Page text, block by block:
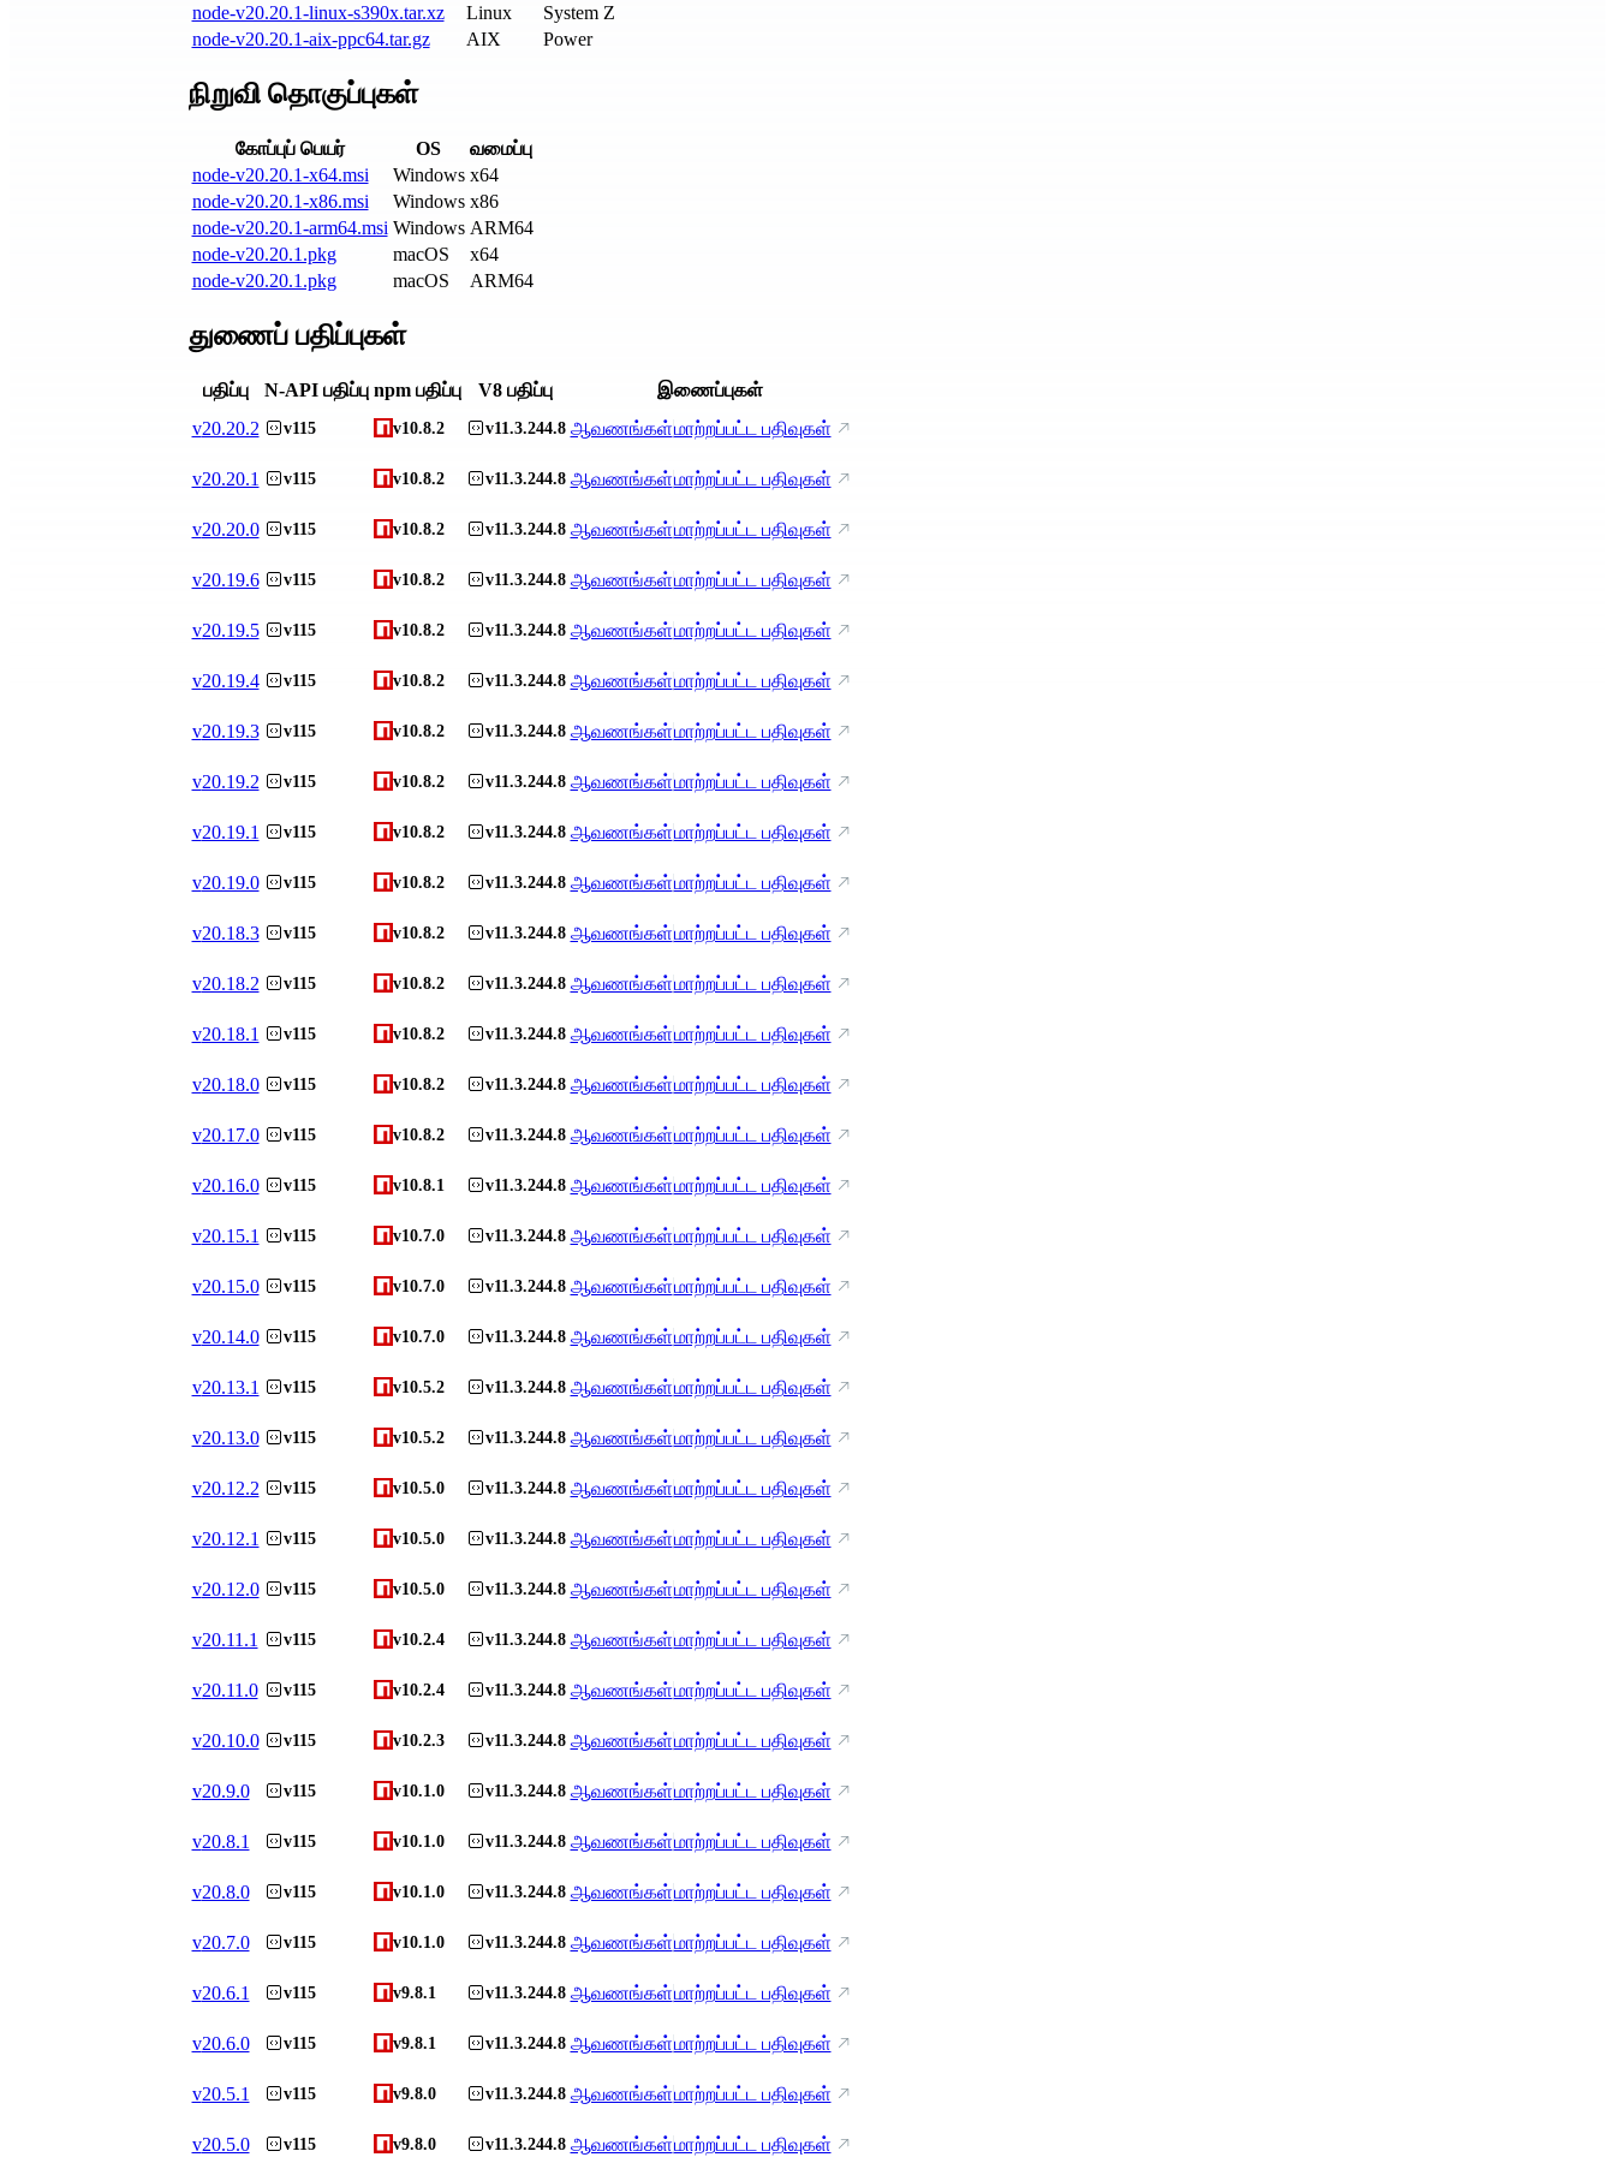
node-v20.20.1-linux-s390x.tar.xz
Linux
System Z
node-v20.20.1-aix-ppc64.tar.gz
AIX Power
நிறுவி தொகுப்புகள்
கோப்புப் பெயர் OS
வமைப்பு
node-v20.20.1-x64.msi
Windows x64
node-v20.20.1-x86.msi
Windows x86
node-v20.20.1-arm64.msi Windows ARM64
node-v20.20.1.pkg
macOS
x64
node-v20.20.1.pkg
macOS ARM64
துணைப் பதிப்புகள்
பதிப்பு N-API பதிப்பு npm பதிப்பு V8 பதிப்பு
இணைப்புகள்
v20.20.2 v115 v10.8.2 v11.3.244.8 ஆவணங்கள்மாற்றப்பட்ட பதிவுகள்
v20.20.1 v115 v10.8.2 v11.3.244.8 ஆவணங்கள்மாற்றப்பட்ட பதிவுகள்
v20.20.0 v115 v10.8.2 v11.3.244.8 ஆவணங்கள்மாற்றப்பட்ட பதிவுகள்
v20.19.6 v115 v10.8.2 v11.3.244.8 ஆவணங்கள்மாற்றப்பட்ட பதிவுகள்
v20.19.5 v115 v10.8.2 v11.3.244.8 ஆவணங்கள்மாற்றப்பட்ட பதிவுகள்
v20.19.4 v115 v10.8.2 v11.3.244.8 ஆவணங்கள்மாற்றப்பட்ட பதிவுகள்
v20.19.3 v115 v10.8.2 v11.3.244.8 ஆவணங்கள்மாற்றப்பட்ட பதிவுகள்
v20.19.2 v115 v10.8.2 v11.3.244.8 ஆவணங்கள்மாற்றப்பட்ட பதிவுகள்
v20.19.1 v115 v10.8.2 v11.3.244.8 ஆவணங்கள்மாற்றப்பட்ட பதிவுகள்
v20.19.0 v115 v10.8.2 v11.3.244.8 ஆவணங்கள்மாற்றப்பட்ட பதிவுகள்
v20.18.3 v115 v10.8.2 v11.3.244.8 ஆவணங்கள்மாற்றப்பட்ட பதிவுகள்
v20.18.2 v115 v10.8.2 v11.3.244.8 ஆவணங்கள்மாற்றப்பட்ட பதிவுகள்
v20.18.1 v115 v10.8.2 v11.3.244.8 ஆவணங்கள்மாற்றப்பட்ட பதிவுகள்
v20.18.0 v115 v10.8.2 v11.3.244.8 ஆவணங்கள்மாற்றப்பட்ட பதிவுகள்
v20.17.0 v115 v10.8.2 v11.3.244.8 ஆவணங்கள்மாற்றப்பட்ட பதிவுகள்
v20.16.0 v115 v10.8.1 v11.3.244.8 ஆவணங்கள்மாற்றப்பட்ட பதிவுகள்
v20.15.1 v115 v10.7.0 v11.3.244.8 ஆவணங்கள்மாற்றப்பட்ட பதிவுகள்
v20.15.0 v115 v10.7.0 v11.3.244.8 ஆவணங்கள்மாற்றப்பட்ட பதிவுகள்
v20.14.0 v115 v10.7.0 v11.3.244.8 ஆவணங்கள்மாற்றப்பட்ட பதிவுகள்
v20.13.1 v115 v10.5.2 v11.3.244.8 ஆவணங்கள்மாற்றப்பட்ட பதிவுகள்
v20.13.0 v115 v10.5.2 v11.3.244.8 ஆவணங்கள்மாற்றப்பட்ட பதிவுகள்
v20.12.2 v115 v10.5.0 v11.3.244.8 ஆவணங்கள்மாற்றப்பட்ட பதிவுகள்
v20.12.1 v115 v10.5.0 v11.3.244.8 ஆவணங்கள்மாற்றப்பட்ட பதிவுகள்
v20.12.0 v115 v10.5.0 v11.3.244.8 ஆவணங்கள்மாற்றப்பட்ட பதிவுகள்
v20.11.1 v115 v10.2.4 v11.3.244.8 ஆவணங்கள்மாற்றப்பட்ட பதிவுகள்
v20.11.0 v115 v10.2.4 v11.3.244.8 ஆவணங்கள்மாற்றப்பட்ட பதிவுகள்
v20.10.0 v115 v10.2.3 v11.3.244.8 ஆவணங்கள்மாற்றப்பட்ட பதிவுகள்
v20.9.0 v115 v10.1.0 v11.3.244.8 ஆவணங்கள்மாற்றப்பட்ட பதிவுகள்
v20.8.1 v115 v10.1.0 v11.3.244.8 ஆவணங்கள்மாற்றப்பட்ட பதிவுகள்
v20.8.0 v115 v10.1.0 v11.3.244.8 ஆவணங்கள்மாற்றப்பட்ட பதிவுகள்
v20.7.0 v115 v10.1.0 v11.3.244.8 ஆவணங்கள்மாற்றப்பட்ட பதிவுகள்
v20.6.1 v115 v9.8.1 v11.3.244.8 ஆவணங்கள்மாற்றப்பட்ட பதிவுகள்
v20.6.0 v115 v9.8.1 v11.3.244.8 ஆவணங்கள்மாற்றப்பட்ட பதிவுகள்
v20.5.1 v115 v9.8.0 v11.3.244.8 ஆவணங்கள்மாற்றப்பட்ட பதிவுகள்
v20.5.0 v115 v9.8.0 v11.3.244.8 ஆவணங்கள்மாற்றப்பட்ட பதிவுகள்